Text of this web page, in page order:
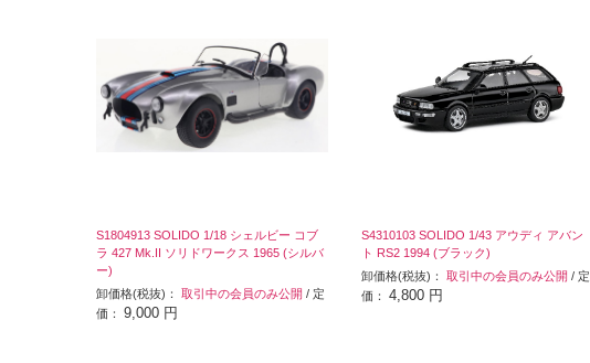
S1804913 SOLIDO 1/18 シェルビー コブ
ラ 427 Mk.II ソリドワークス 1965 (シルバ
ー)
卸価格(税抜)： 取引中の会員のみ公開 / 定
価： 9,000 円
S4310103 SOLIDO 1/43 アウディ アバン
ト RS2 1994 (ブラック)
卸価格(税抜)： 取引中の会員のみ公開 / 定
価： 4,800 円